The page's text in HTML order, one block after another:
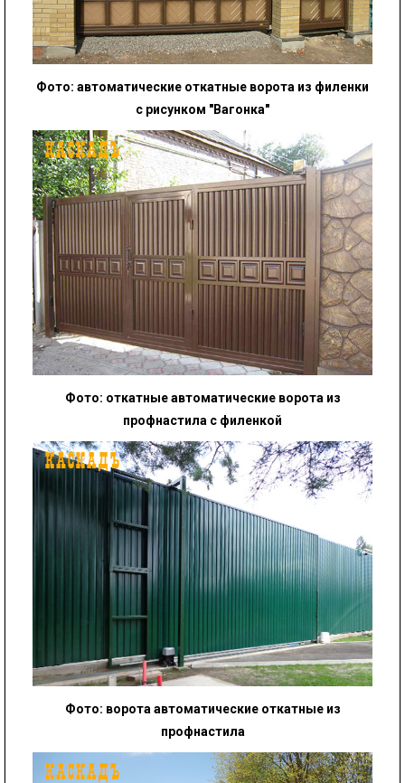
Фото: автоматические откатные ворота из филенки
с рисунком "Вагонка"
Фото: откатныеавтоматические ворота из
профнастила с филенкой
Фото: ворота автоматические откатные из
профнастила